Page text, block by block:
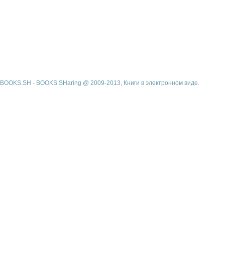
BOOKS.SH - BOOKS SHaring @ 2009-2013, Книги в электронном виде.